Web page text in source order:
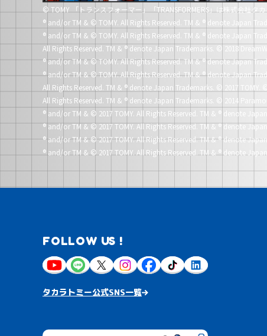
© TOMY 「トランスフォーマー」「TRANSFORMERS」は株式会社タ
® and/or TM & © TOMY. All Rights Reserved. TM & ® denote Japan
® and/or TM & © TOMY. All Rights Reserved. TM & ® denote Japan
All Rights Reserved. TM & ® denote Japan Trademarks. © 2018
®and/or TM & © TOMY. All Rights Reserved. TM &®denote Japan
® and/or TM & © TOMY. All Rights Reserved. TM & ® denote Japan
All Rights Reserved. TM & ® denote Japan Trademarks. © 2017 TOMY.
All Rights Reserved. TM & ® denote Japan Trademarks. © 2014
® and/or TM & © 2017 TOMY. All Rights Reserved. TM & ® denote Japan
®and/or TM & © 2017 TOMY. All Rights Reserved. TM &®denote
®and/or TM & © 2017 TOMY. All Rights Reserved. TM &®denote
® and/or TM & © 2017 TOMY. All Rights Reserved. TM & ® denote Japan
FOLLOW US !
タカラトミー公式SNS一覧